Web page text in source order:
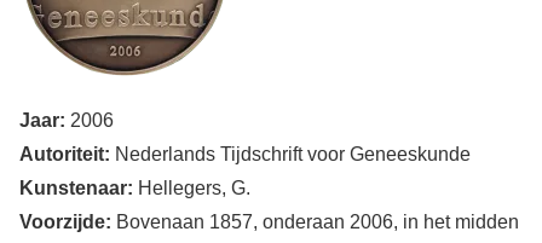
Jaar: 2006
Autoriteit: Nederlands Tijdschrift voor Geneeskunde
Kunstenaar: Hellegers, G.
Voorzijde: Bovenaan 1857, onderaan 2006, in het midden